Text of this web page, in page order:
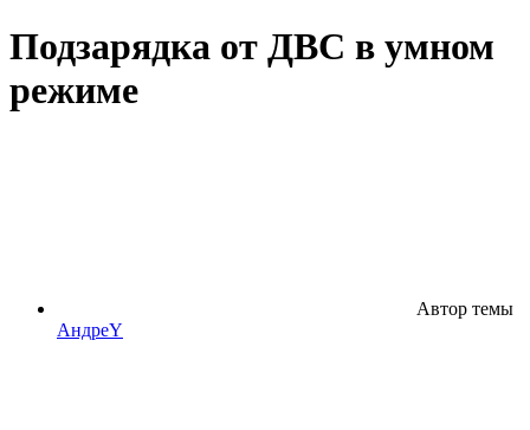
Подзарядка от ДВС в умном
режиме
Автор темы
АндреY